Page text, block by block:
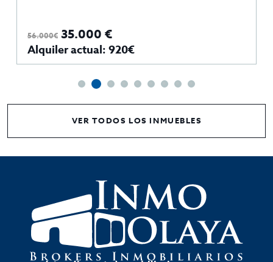
56.000€ 35.000 €
Alquiler actual: 920€
VER TODOS LOS INMUEBLES